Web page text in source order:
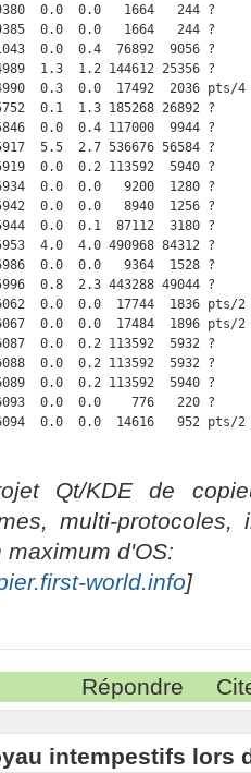
0.0  0.0   1664   244 ?
0.0  0.0   1664   244 ?
0.0  0.4  76892  9056 ?
1.3  1.2 144612 25356 ?
0.3  0.0  17492  2036 pts/
0.1  1.3 185268 26892 ?
0.0  0.4 117000  9944 ?
5.5  2.7 536676 56584 ?
0.0  0.2 113592  5940 ?
0.0  0.0   9200  1280 ?
0.0  0.0   8940  1256 ?
0.0  0.1  87112  3180 ?
4.0  4.0 490968 84312
0.0  0.0   9364  1528 ?
0.8  2.3 443288 49044 ?
0.0  0.0  17744  1836 pts/
0.0  0.0  17484  1896 pts/
0.0  0.2 113592  5932 ?
0.0  0.2 113592  5932 ?
0.0  0.2 113592  5940 ?
0.0  0.0    776   220 ?
0.0  0.0  14616   952 pts/
Qt/KDE de
multi-protocoles,
maximum d'OS:
world.info]
Répondre
intempestifs lors